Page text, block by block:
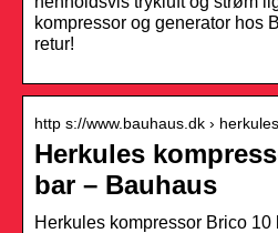
kompressor og generator hos
retur!
http s://www.bauhaus.dk ›
Herkules
bar – Bauhaus
Herkules kompressor Brico